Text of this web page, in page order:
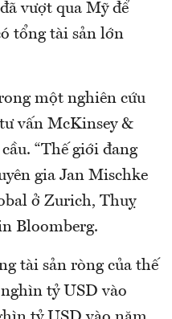
vượt qua Mỹ để
tổng tài sản lớn
một nghiên cứu
vấn McKinsey &
“Thế giới đang
gia Jan Mischke
ở Zurich, Thuỵ
Bloomberg.
tài sản ròng của thế
tỷ USD vào